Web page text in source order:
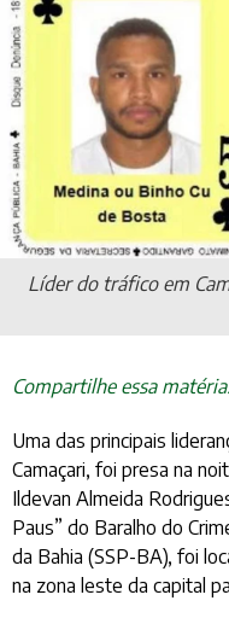
Líder do tráfico em
Compartilhe essa
Uma das principais
Camaçari, foi presa na
Ildevan Almeida
Paus” do Baralho do
da Bahia (SSP-BA), foi
na zona leste da capital